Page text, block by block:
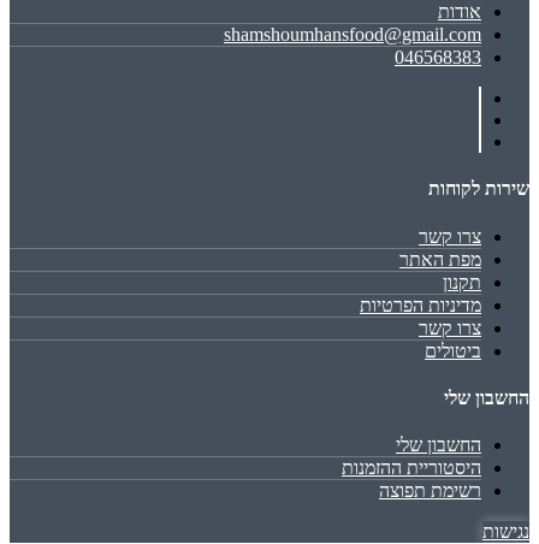
אודות
shamshoumhansfood@gmail.com
046568383
שירות לקוחות
צרו קשר
מפת האתר
תקנון
מדיניות הפרטיות
צרו קשר
ביטולים
החשבון שלי
החשבון שלי
היסטוריית ההזמנות
רשימת תפוצה
נגישות